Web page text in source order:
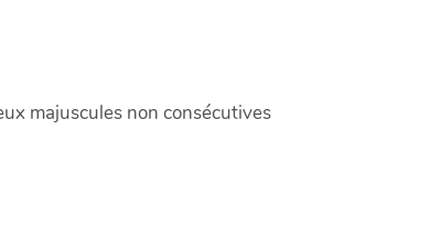
majuscules non consécutives